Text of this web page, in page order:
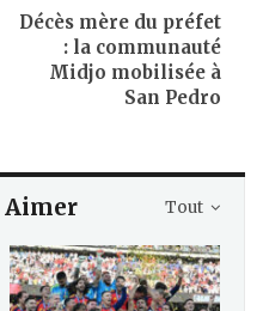
Décès mère du préfet
: la communauté
Midjo mobilisée à
San Pedro
Tout
Aimer